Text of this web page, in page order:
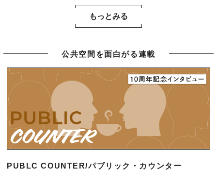
もっとみる
公共空間を面白がる連載
PUBLC COUNTER/パブリック・カウンター